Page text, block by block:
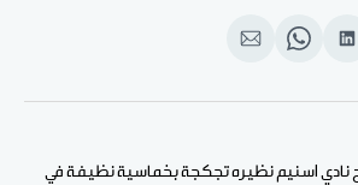
انشر
لينكد
Share
WhatsApp
انشر
الإيميل
نادي اسنيم نظيره تجكجة بخماسية نظيفة في